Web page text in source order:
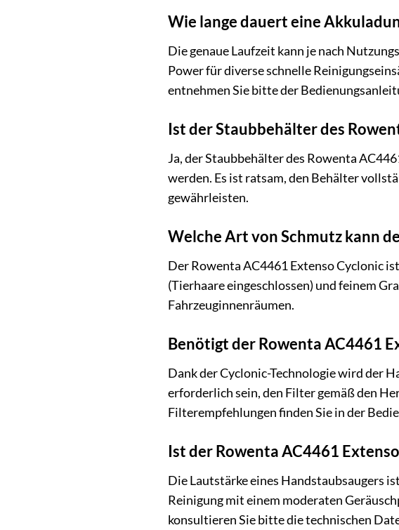
Wie lange dauert eine
Die genaue Laufzeit kann je nach
Power für diverse schnelle
entnehmen Sie bitte der
Ist der Staubbehälter des
Ja, der Staubbehälter des Rowenta
werden. Es ist ratsam, den Behälter
gewährleisten.
Welche Art von Schmutz kann
Der Rowenta AC4461 Extenso Cyclonic
(Tierhaare eingeschlossen) und feinem
Fahrzeuginnenräumen.
Benötigt der Rowenta AC4461
Dank der Cyclonic-Technologie wird der
erforderlich sein, den Filter gemäß den
Filterempfehlungen finden Sie in der
Ist der Rowenta AC4461
Die Lautstärke eines Handstaubsaugers
Reinigung mit einem moderaten
konsultieren Sie bitte die technischen